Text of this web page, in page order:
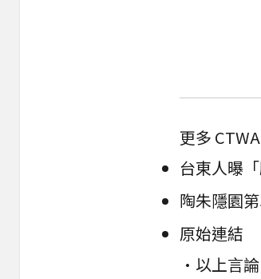
更多
台東人曝
陶朱隱園
原始連結
•以上言